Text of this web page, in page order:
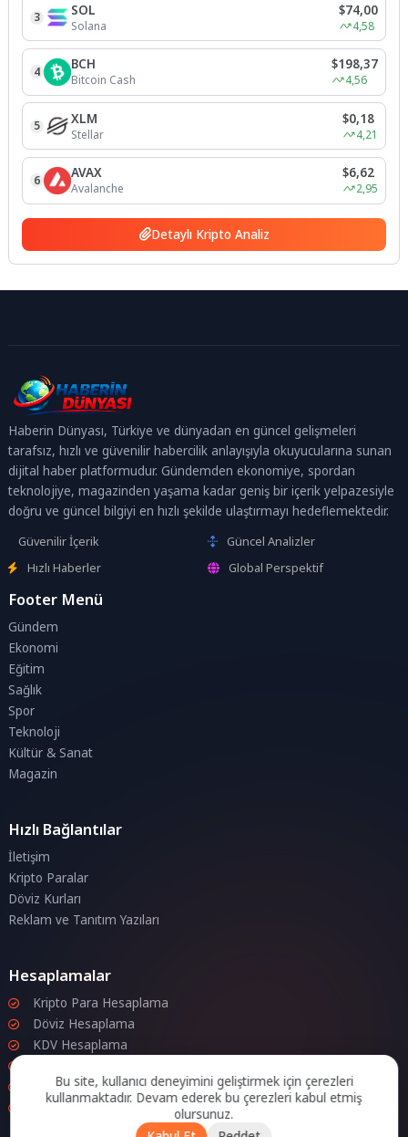
3 SOL
Solana
$74,00
4,58
4 BCH
Bitcoin Cash
$198,37
4,56
5 XLM
Stellar
$0,18
4,21
6 AVAX
Avalanche
$6,62
2,95
Detaylı Kripto Analiz
Haberin Dünyası, Türkiye ve dünyadan en güncel gelişmeleri
tarafsız, hızlı ve güvenilir habercilik anlayışıyla okuyucularına sunan
dijital haber platformudur. Gündemden ekonomiye, spordan
teknolojiye, magazinden yaşama kadar geniş bir içerik yelpazesiyle
doğru ve güncel bilgiyi en hızlı şekilde ulaştırmayı hedeflemektedir.
Güvenilir İçerik
Güncel Analizler
Hızlı Haberler
Global Perspektif
Footer Menü
Gündem
Ekonomi
Eğitim
Sağlık
Spor
Teknoloji
Kültür & Sanat
Magazin
Hızlı Bağlantılar
İletişim
Kripto Paralar
Döviz Kurları
Reklam ve Tanıtım Yazıları
Hesaplamalar
Kripto Para Hesaplama
Döviz Hesaplama
KDV Hesaplama
Zam Hesaplama
Bileşik Hesaplama
Bu site, kullanıcı deneyimini geliştirmek için çerezleri
kullanmaktadır. Devam ederek bu çerezleri kabul etmiş
olursunuz.